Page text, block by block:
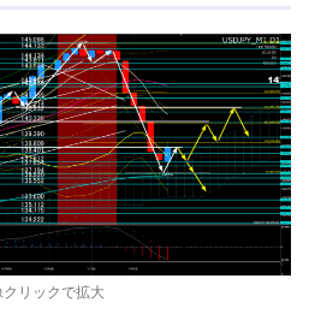
クリックで拡大